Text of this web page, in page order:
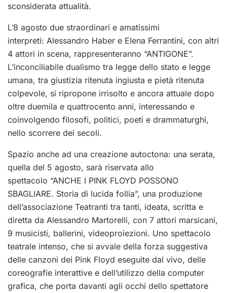
sconsiderata attualità.
L’8 agosto due straordinari e amatissimi
interpreti: Alessandro Haber e Elena Ferrantini, con altri
4 attori in scena, rappresenteranno “ANTIGONE”.
L’inconciliabile dualismo tra legge dello stato e legge
umana, tra giustizia ritenuta ingiusta e pietà ritenuta
colpevole, si ripropone irrisolto e ancora attuale dopo
oltre duemila e quattrocento anni, interessando e
coinvolgendo filosofi, politici, poeti e drammaturghi,
nello scorrere dei secoli.
Spazio anche ad una creazione autoctona: una serata,
quella del 5 agosto, sarà riservata allo
spettacolo “ANCHE I PINK FLOYD POSSONO
SBAGLIARE. Storia di lucida follia”, una produzione
dell’associazione Teatranti tra tanti, ideata, scritta e
diretta da Alessandro Martorelli, con 7 attori marsicani,
9 musicisti, ballerini, videoproiezioni. Uno spettacolo
teatrale intenso, che si avvale della forza suggestiva
delle canzoni dei Pink Floyd eseguite dal vivo, delle
coreografie interattive e dell’utilizzo della computer
grafica, che porta davanti agli occhi dello spettatore